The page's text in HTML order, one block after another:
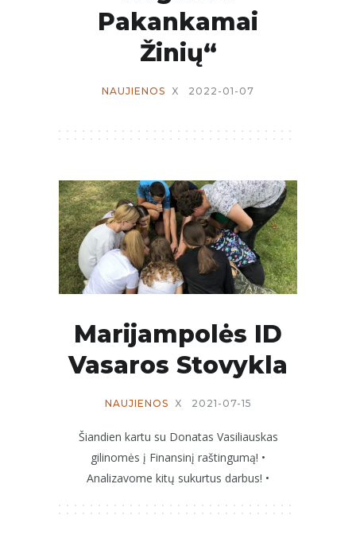
Pakankamai
Žinių“
NAUJIENOS X 2022-01-07
Marijampolės ID
Vasaros Stovykla
NAUJIENOS X 2021-07-15
Šiandien kartu su Donatas Vasiliauskas
gilinomės į Finansinį raštingumą! •
Analizavome kitų sukurtus darbus! •